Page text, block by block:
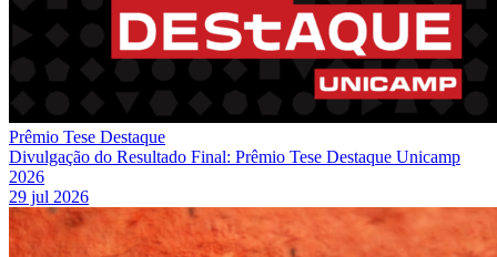
Prêmio Tese Destaque
Divulgação do Resultado Final: Prêmio Tese Destaque Unicamp
2026
29 jul 2026